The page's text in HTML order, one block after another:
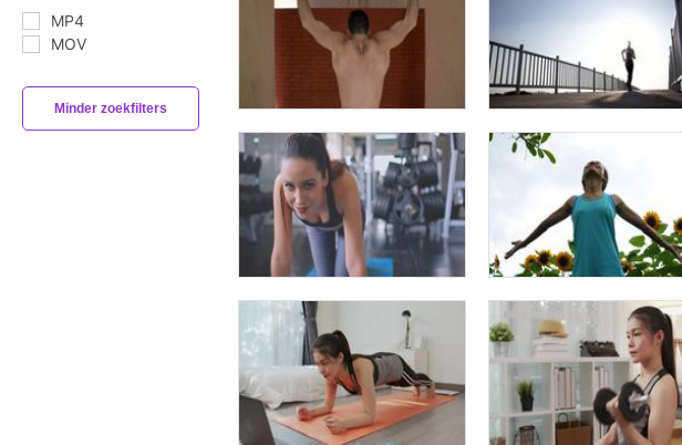
MP4
MOV
Minder zoekfilters